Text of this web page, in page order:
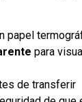
papel
para
de transferir